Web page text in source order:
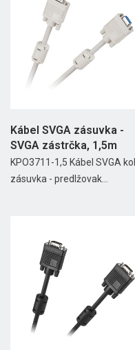
Kábel SVGA zásuvka -
SVGA zástrčka, 1,5m
KPO3711-1,5 Kábel SVGA
zásuvka - predlžovak...